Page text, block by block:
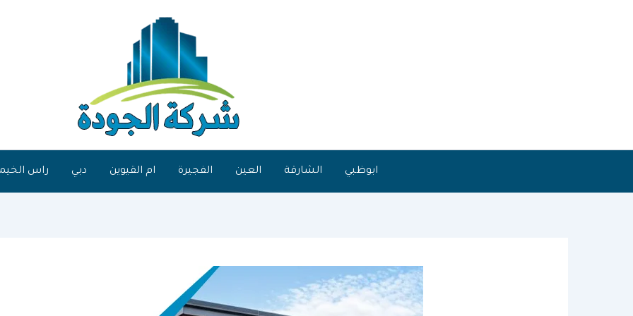
ابوظبي الشارقة العين الفجيرة ام القيوين دبي راس